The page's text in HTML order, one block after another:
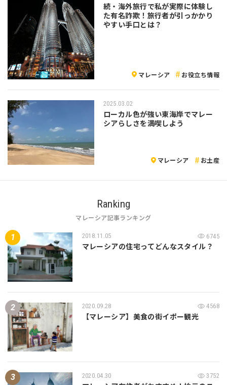
続・海外旅行で私が実際に体験し
た有名詐欺！旅行者が引っかかり
やすい手口とは？
マレーシア お役立ち情報
2025.03.02
ローカル色が強い東海岸でマレー
シアらしさを満喫しよう
マレーシア お土産
Ranking
マレーシア記事ランキング
2018.11.05 6745
マレーシアの住宅ってどんなスタイル？
2020.09.28 4568
【マレーシア】美食の街イポー観光
2020.04.30 3752